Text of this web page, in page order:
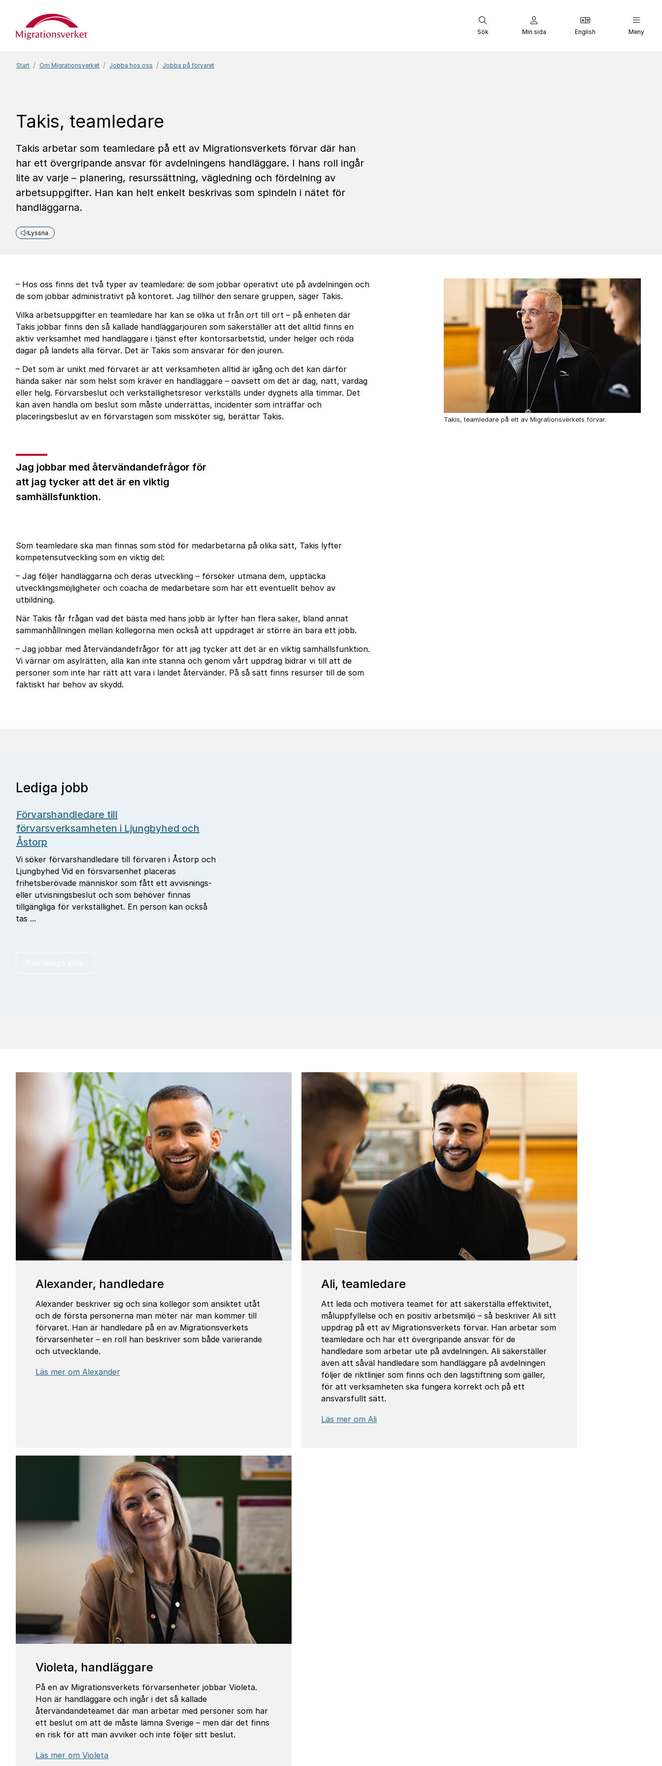
Start
Sök Min sida English Meny
Start Om Migrationsverket Jobba hos oss Jobba på förvaret
Takis, team­le­dare
Takis arbetar som teamledare på ett av Migrationsverkets förvar där han
har ett övergripande ansvar för avdelningens handläggare. I hans roll ingår
lite av varje – planering, resurssättning, vägledning och fördelning av
arbetsuppgifter. Han kan helt enkelt beskrivas som spindeln i nätet för
handläggarna.
Lyssna
Takis, teamledare på ett av Migrationsverkets förvar.
– Hos oss finns det två typer av teamledare: de som jobbar operativt ute på avdelningen och
de som jobbar administrativt på kontoret. Jag tillhör den senare gruppen, säger Takis.
Vilka arbetsuppgifter en teamledare har kan se olika ut från ort till ort – på enheten där
Takis jobbar finns den så kallade handläggarjouren som säkerställer att det alltid finns en
aktiv verksamhet med handläggare i tjänst efter kontorsarbetstid, under helger och röda
dagar på landets alla förvar. Det är Takis som ansvarar för den jouren.
– Det som är unikt med förvaret är att verksamheten alltid är igång och det kan därför
hända saker när som helst som kräver en handläggare – oavsett om det är dag, natt, vardag
eller helg. Förvarsbeslut och verkställighetsresor verkställs under dygnets alla timmar. Det
kan även handla om beslut som måste underrättas, incidenter som inträffar och
placeringsbeslut av en förvarstagen som missköter sig, berättar Takis.
Jag jobbar med återvändandefrågor för
att jag tycker att det är en viktig
samhällsfunktion.
Som teamledare ska man finnas som stöd för medarbetarna på olika sätt, Takis lyfter
kompetensutveckling som en viktig del:
– Jag följer handläggarna och deras utveckling – försöker utmana dem, upptäcka
utvecklingsmöjligheter och coacha de medarbetare som har ett eventuellt behov av
utbildning.
När Takis får frågan vad det bästa med hans jobb är lyfter han flera saker, bland annat
sammanhållningen mellan kollegorna men också att uppdraget är större än bara ett jobb.
– Jag jobbar med återvändandefrågor för att jag tycker att det är en viktig samhällsfunktion.
Vi värnar om asylrätten, alla kan inte stanna och genom vårt uppdrag bidrar vi till att de
personer som inte har rätt att vara i landet återvänder. På så sätt finns resurser till de som
faktiskt har behov av skydd.
Lediga jobb
Förvarshandledare till
förvarsverksamheten i Ljungbyhed och
Åstorp
Vi söker förvarshandledare till förvaren i Åstorp och
Ljungbyhed Vid en försvarsenhet placeras
frihetsberövade människor som fått ett avvisnings-
eller utvisningsbeslut och som behöver finnas
tillgängliga för verkställighet. En person kan också
tas ...
Alexander, handledare
Alexander beskriver sig och sina kollegor som ansiktet utåt
och de första personerna man möter när man kommer till
förvaret. Han är handledare på en av Migrationsverkets
förvarsenheter – en roll han beskriver som både varierande
och utvecklande.
Läs mer om Alexander
Ali, team­le­dare
Att leda och motivera teamet för att säkerställa effektivitet,
måluppfyllelse och en positiv arbetsmiljö – så beskriver Ali sitt
uppdrag på ett av Migrationsverkets förvar. Han arbetar som
teamledare och har ett övergripande ansvar för de
handledare som arbetar ute på avdelningen. Ali säkerställer
även att såväl handledare som handläggare på avdelningen
följer de riktlinjer som finns och den lagstiftning som gäller,
för att verksamheten ska fungera korrekt och på ett
ansvarsfullt sätt.
Läs mer om Ali
Violeta, hand­läg­gare
På en av Migrationsverkets förvarsenheter jobbar Violeta.
Hon är handläggare och ingår i det så kallade
återvändandeteamet där man arbetar med personer som har
ett beslut om att de måste lämna Sverige – men där det finns
en risk för att man avviker och inte följer sitt beslut.
Läs mer om Violeta